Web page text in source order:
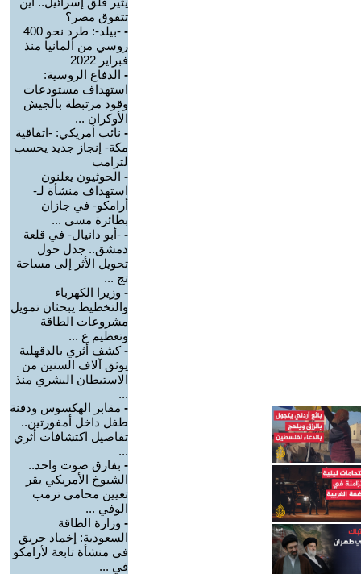
تتفوق مصر؟
-
-بيلد-: طرد نحو 400
روسي من ألمانيا منذ
فبراير 2022
- الدفاع الروسية:
استهداف مستودعات
وقود مرتبطة بالجيش
الأوكران ...
- نائب أمريكي: -اتفاقية
مكة- إنجاز جديد يحسب
لترامب
- الحوثيون يعلنون
استهداف منشأة لـ-
أرامكو- في جازان
بطائرة مسي ...
- -أبو دانيال- في قلعة
دمشق.. جدل حول
تحويل الأثر إلى مساحة
تج ...
- وزيرا الكهرباء
والتخطيط يبحثان تمويل
مشروعات الطاقة
وتعظيم ع ...
-كشف أثري بالدقهلية
يوثق آلاف السنين من
الاستيطان البشري منذ
...
- مقابر الهكسوس ودفنة
طفل داخل أمفورتين..
تفاصيل اكتشافات أثري
...
- بفارق صوت واحد..
الشيوخ الأمريكي يقر
تعيين محامي ترمب
الوفي ...
- وزارة الطاقة
السعودية: إخماد حريق
في منشأة تابعة لأرامكو
في ...